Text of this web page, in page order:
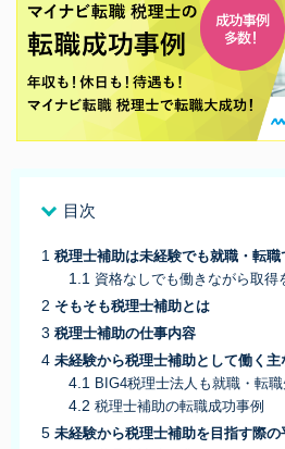
目次
税理士補助は未経験でも就職・転職
資格なしでも働きながら取得
そもそも税理士補助とは
税理士補助の仕事内容
未経験から税理士補助として働く
BIG4税理士法人も就職・転
税理士補助の転職成功事例
未経験から税理士補助を目指す際